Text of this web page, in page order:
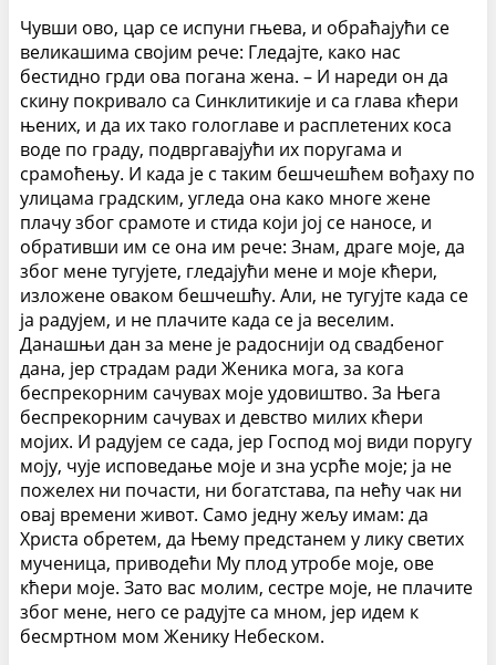
Чувши ово, цар се испуни гњева, и обраћајући се
великашима својим рече: Гледајте, како нас
бестидно грди ова погана жена. – И нареди он да
скину покривало са Синклитикије и са глава кћери
њених, и да их тако гологлаве и расплетених коса
воде по граду, подвргавајући их поругама и
срамоћењу. И када је с таким бешчешћем вођаху по
улицама градским, угледа она како многе жене
плачу због срамоте и стида који јој се наносе, и
обративши им се она им рече: Знам, драге моје, да
због мене тугујете, гледајући мене и моје кћери,
изложене оваком бешчешћу. Али, не тугујте када се
ја радујем, и не плачите када се ја веселим.
Данашњи дан за мене је радоснији од свадбеног
дана, јер страдам ради Женика мога, за кога
беспрекорним сачувах моје удовиштво. За Њега
беспрекорним сачувах и девство милих кћери
мојих. И радујем се сада, јер Господ мој види поругу
моју, чује исповедање моје и зна усрће моје; ја не
пожелех ни почасти, ни богатстава, па нећу чак ни
овај времени живот. Само једну жељу имам: да
Христа обретем, да Њему предстанем у лику светих
мученица, приводећи Мy плод утробе моје, ове
кћери моје. Зато вас молим, сестре моје, не плачите
због мене, него се радујте са мном, јер идем к
бесмртном мом Женику Небеском.